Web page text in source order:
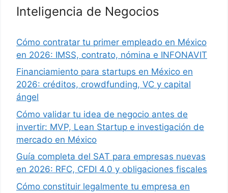
Inteligencia de Negocios
Cómo contratar tu primer empleado en México
en 2026: IMSS, contrato, nómina e INFONAVIT
Financiamiento para startups en México en
2026: créditos, crowdfunding, VC y capital
ángel
Cómo validar tu idea de negocio antes de
invertir: MVP, Lean Startup e investigación de
mercado en México
Guía completa del SAT para empresas nuevas
en 2026: RFC, CFDI 4.0 y obligaciones fiscales
Cómo constituir legalmente tu empresa en